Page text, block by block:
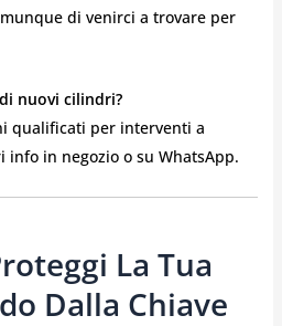
di venirci a trovare per
nuovi cilindri?
qualificati per interventi a
in negozio o su WhatsApp.
La Tua
Dalla Chiave